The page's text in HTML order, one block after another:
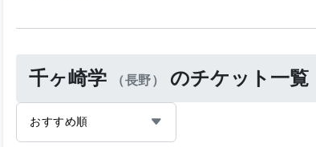
千ヶ崎学 （長野） のチケット一覧
おすすめ順